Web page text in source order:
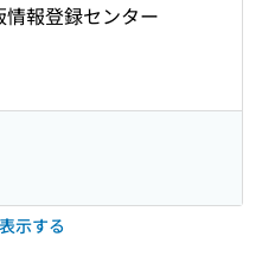
報登録センター
示する